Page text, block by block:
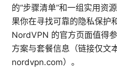
的“步骤清单”和一组实用资
果你在寻找可靠的隐私保护
NordVPN 的官方页面值得
方案与套餐信息（链接仅文
nordvpn.com）。